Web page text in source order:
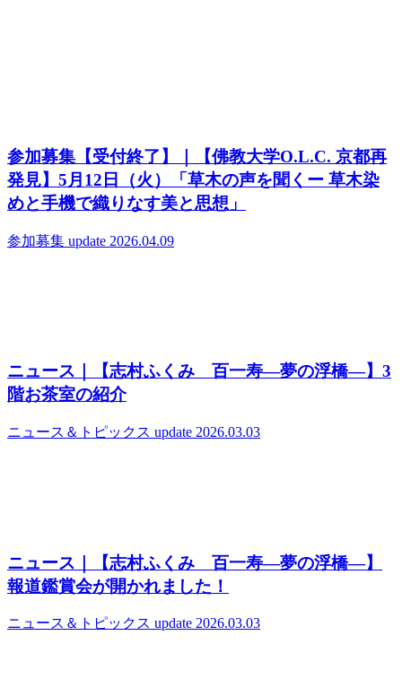
参加募集【受付終了】｜【佛教大学O.L.C. 京都再
発見】5月12日（火）「草木の声を聞くー 草木染
めと手機で織りなす美と思想」
参加募集 update 2026.04.09
ニュース｜【志村ふくみ 百一寿―夢の浮橋―】3
階お茶室の紹介
ニュース＆トピックス update 2026.03.03
ニュース｜【志村ふくみ 百一寿―夢の浮橋―】
報道鑑賞会が開かれました！
ニュース＆トピックス update 2026.03.03